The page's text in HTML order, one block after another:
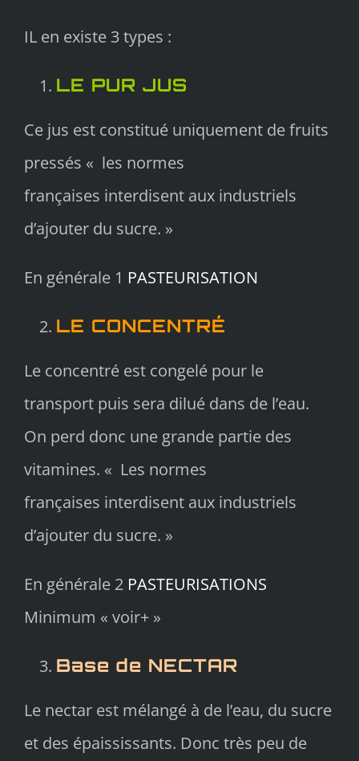
IL en existe 3 types :
LE PUR JUS
Ce jus est constitué uniquement de fruits
pressés « les normes
françaises interdisent aux industriels
d’ajouter du sucre. »
En générale 1 PASTEURISATION
LE CONCENTRÉ
Le concentré est congelé pour le
transport puis sera dilué dans de l’eau.
On perd donc une grande partie des
vitamines. « Les normes
françaises interdisent aux industriels
d’ajouter du sucre. »
En générale 2 PASTEURISATIONS
Minimum « voir+ »
Base de NECTAR
Le nectar est mélangé à de l’eau, du sucre
et des épaississants. Donc très peu de